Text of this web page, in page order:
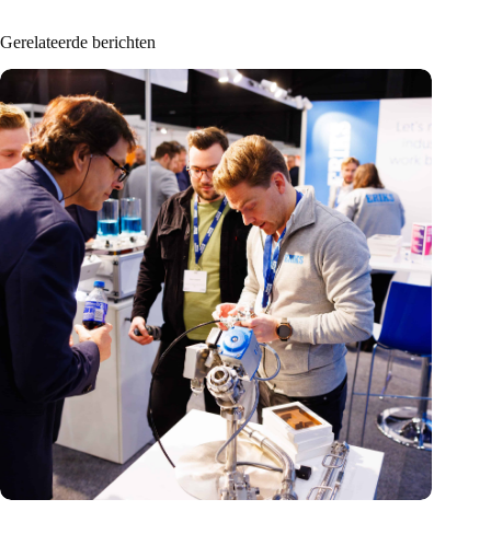
Gerelateerde berichten